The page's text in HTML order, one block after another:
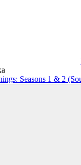
Seasons 1 & 2